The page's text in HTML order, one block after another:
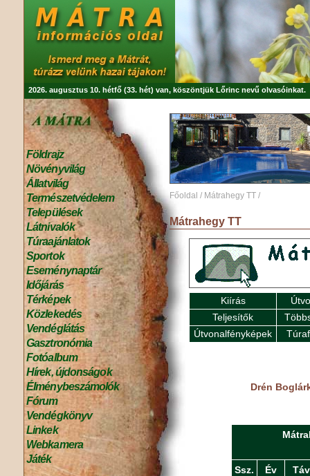
2026. augusztus 10. hétfő (33. hét) van, köszöntjük Lőrinc nevű olvasóinkat.
Földrajz
Növényvilág
Állatvilág
Természetvédelem
Települések
Látnivalók
Túraajánlatok
Sportok
Eseménynaptár
Időjárás
Térképek
Közlekedés
Vendéglátás
Gasztronómia
Fotóalbum
Hírek, újdonságok
Élménybeszámolók
Fórum
Vendégkönyv
Linkek
Webkamera
Játék
Főoldal / Mátrahegy TT /
Mátrahegy TT
Kiírás
Teljesítők
Útvonalfényképek
Drén
Ssz. Év Táv